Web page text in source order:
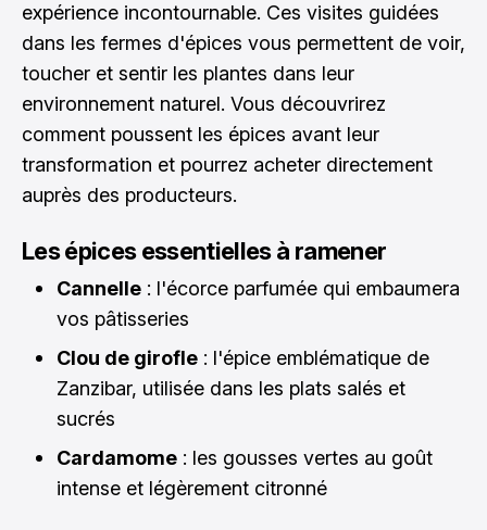
expérience incontournable. Ces visites guidées
dans les fermes d'épices vous permettent de voir,
toucher et sentir les plantes dans leur
environnement naturel. Vous découvrirez
comment poussent les épices avant leur
transformation et pourrez acheter directement
auprès des producteurs.
Les épices essentielles à ramener
Cannelle : l'écorce parfumée qui embaumera
vos pâtisseries
Clou de girofle : l'épice emblématique de
Zanzibar, utilisée dans les plats salés et
sucrés
Cardamome : les gousses vertes au goût
intense et légèrement citronné